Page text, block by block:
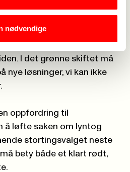
nødvendige
ALDRI kommer til å gå i
utslipp i overskuelig
til å gå i pluss, og er en
I det grønne skiftet må
nye løsninger, vi kan ikke
oppfordring til
å løfte saken om lyntog
stortingsvalget neste
bety både et klart rødt,